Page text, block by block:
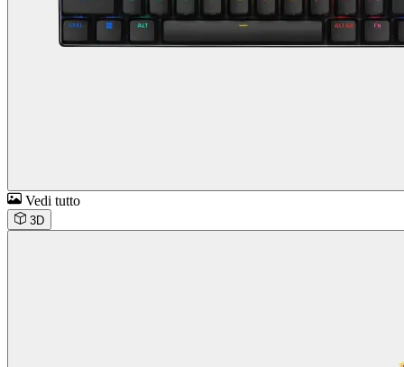
Vedi tutto
3D